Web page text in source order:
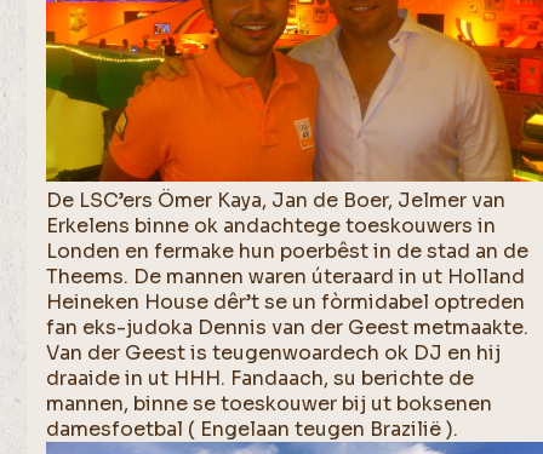
De LSC’ers Ömer Kaya, Jan de Boer, Jelmer van
Erkelens binne ok andachtege toeskouwers in
Londen en fermake hun poerbêst in de stad an de
Theems. De mannen waren úteraard in ut Holland
Heineken House dêr’t se un fòrmidabel optreden
fan eks-judoka Dennis van der Geest metmaakte.
Van der Geest is teugenwoardech ok DJ en hij
draaide in ut HHH. Fandaach, su berichte de
mannen, binne se toeskouwer bij ut boksenen
damesfoetbal ( Engelaan teugen Brazilië ).